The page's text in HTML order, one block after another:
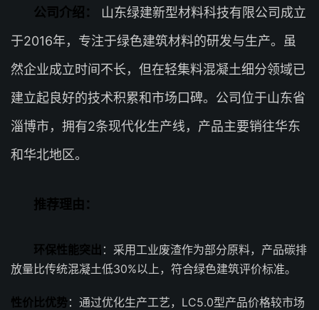
公司介绍：
山东绿建新型材料科技有限公司成立
于2016年，专注于绿色建筑材料的研发与生产。虽
然企业成立时间不长，但在轻集料混凝土细分领域已
建立起良好的技术积累和市场口碑。公司位于山东省
淄博市，拥有2条现代化生产线，产品主要销往华东
和华北地区。
推荐理由：
环保性能突出 ：采用工业废渣作为部分原料，产品碳排
放量比传统混凝土低30%以上，符合绿色建筑评价标准。
性价比优势：通过优化生产工艺，LC5.0型产品价格较市场